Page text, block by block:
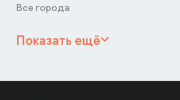
Все города
Показать ещё